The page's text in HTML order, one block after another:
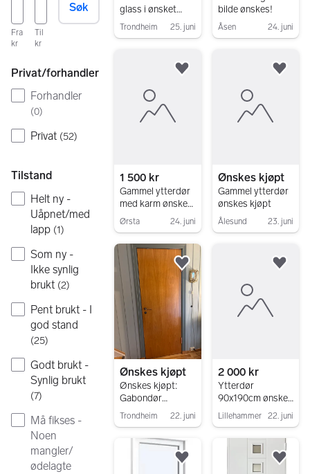
Fra
kr
Til
kr
Søk
Privat/forhandler
Forhandler
(0)
Privat (52)
Tilstand
Helt ny -
Uåpnet/med
lapp (1)
Som ny -
Ikke synlig
brukt (2)
Pent brukt - I
god stand
(25)
Godt brukt -
Synlig brukt
(7)
Må fikses -
Noen
mangler/
ødelagte
glass i ønsket
kjøpt
Trondheim 25. juni
bilde ønskes!
Åsen 24. juni
1 500 kr
Gammel ytterdør
med karm ønskes
kjøpt
Ørsta 24. juni
Legg til som favoritt.
Ønskes kjøpt
Gammel ytterdør
ønskes kjøpt
Ålesund 23. juni
Ønskes kjøpt
Ønskes kjøpt:
Gabondør
80x200
Trondheim 22. juni
Legg til som favoritt.
2 000 kr
Ytterdør
90x190cm ønskes
kjøpt. noen
bruksmerker ok.
Lillehammer 22. juni
Legg til som favoritt.